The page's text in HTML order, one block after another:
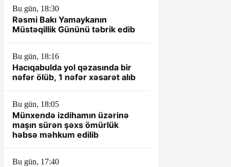
Bu gün, 18:30
Rəsmi Bakı Yamaykanın
Müstəqillik Gününü təbrik edib
Bu gün, 18:16
Hacıqabulda yol qəzasında bir
nəfər ölüb, 1 nəfər xəsarət alıb
Bu gün, 18:05
Münxendə izdihamın üzərinə
maşın sürən şəxs ömürlük
həbsə məhkum edilib
Bu gün, 17:40